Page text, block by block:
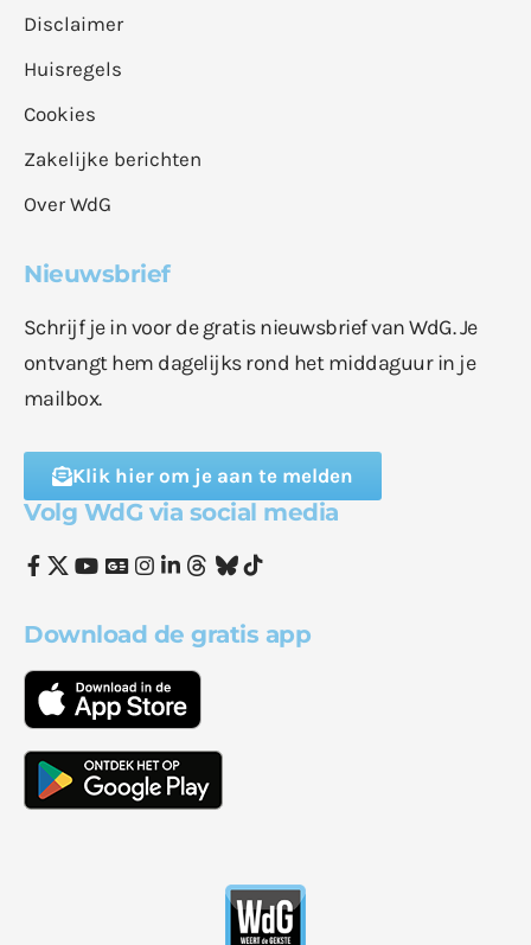
Disclaimer
Huisregels
Cookies
Zakelijke berichten
Over WdG
Nieuwsbrief
Schrijf je in voor de gratis nieuwsbrief van WdG. Je
ontvangt hem dagelijks rond het middaguur in je
mailbox.
Klik hier om je aan te melden
Volg WdG via social media
Download de gratis app